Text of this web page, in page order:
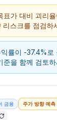
표가 대비 괴리
리스크를 점검하
률이 -37.4%로
준을 함께 검토하
금융 주가 방향 예측